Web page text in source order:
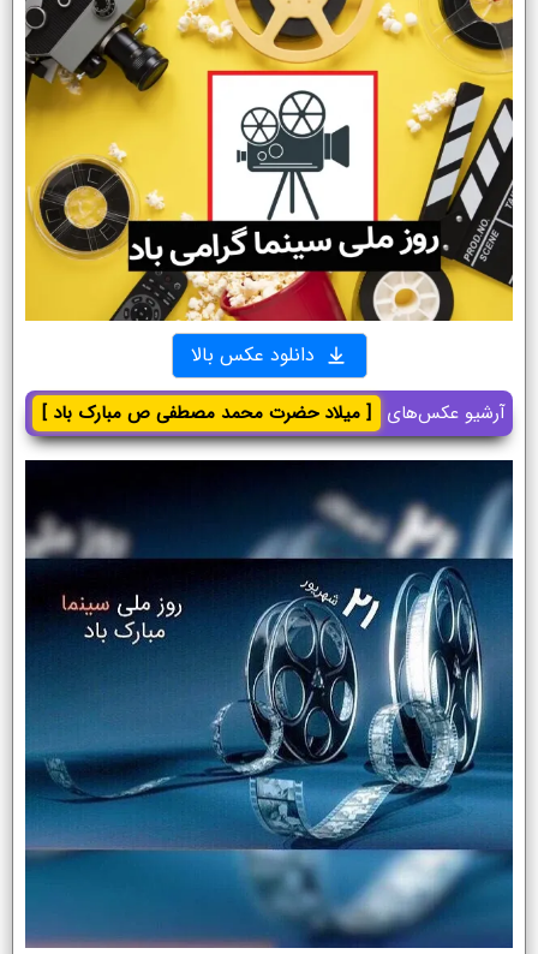
دانلود عکس بالا
آرشیو عکس‌های [ میلاد حضرت محمد مصطفی ص مبارک باد ]